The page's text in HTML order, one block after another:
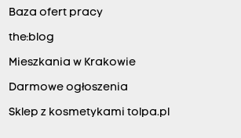
Baza ofert pracy
the:blog
Mieszkania w Krakowie
Darmowe ogłoszenia
Sklep z kosmetykami tolpa.pl